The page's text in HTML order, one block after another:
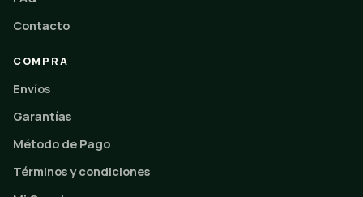
Contacto
COMPRA
Envíos
Garantías
Método de Pago
Términos y condiciones